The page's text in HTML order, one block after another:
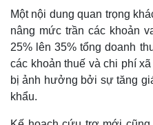
Hồ sơ
Một nội dung quan trọng
nâng mức trần các khoản
25% lên 35% tổng doanh
các khoản thuế và chi phí
bị ảnh hưởng bởi sự tăng
khẩu.